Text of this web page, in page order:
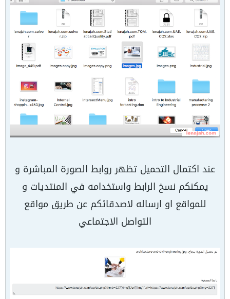
عند اكتمال التحميل تظهر روابط الصورة المباشرة و
يمكنكم نسخ الرابط واستخدامه في المنتديات و
للمواقع او ارساله لاصدقائكم عن طريق مواقع
التواصل الاجتماعي